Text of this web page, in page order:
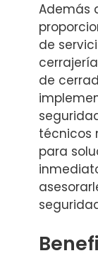
Además
de
de
técnicos
para